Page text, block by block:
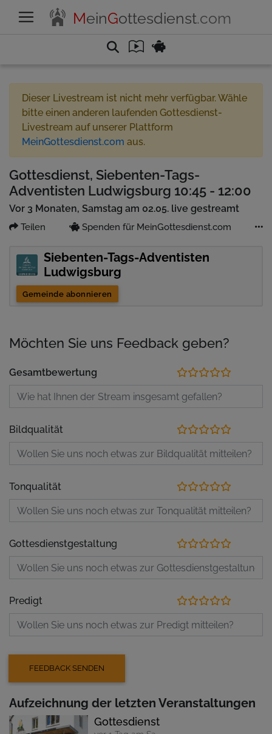
MeinGottesdienst.com
Dieser Livestream ist nicht mehr verfügbar. Wähle
bitte einen anderen laufenden Gottesdienst-
Livestream auf unserer Plattform
MeinGottesdienst.com aus.
Gottesdienst, Siebenten-Tags-
Adventisten Ludwigsburg 10:45 - 12:00
Vor 3 Monaten, Samstag am 02.05. live gestreamt
Teilen Spenden für MeinGottesdienst.com
Siebenten-Tags-Adventisten
Ludwigsburg
Gemeinde abonnieren
Möchten Sie uns Feedback geben?
Gesamtbewertung
Bildqualität
Tonqualität
Gottesdienstgestaltung
Predigt
Aufzeichnung der letzten Veranstaltungen
Gottesdienst